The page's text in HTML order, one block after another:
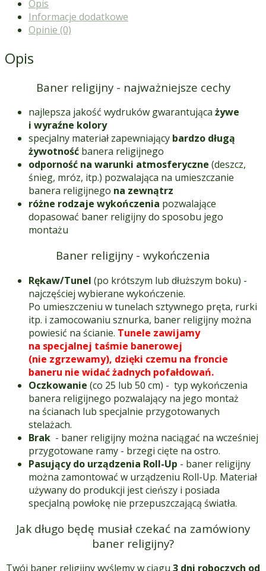
Opis
Informacje dodatkowe
Opinie (0)
Opis
Baner religijny - najważniejsze cechy
najlepsza jakość wydruków gwarantująca żywe
i wyraźne kolory
specjalny materiał zapewniający bardzo długą
żywotność banera religijnego
odporność na warunki atmosferyczne (deszcz,
śnieg, mróz, itp.) pozwalająca na umieszczanie
banera religijnego na zewnątrz
różne rodzaje wykończenia pozwalające
dopasować baner religijny do sposobu jego
montażu
Baner religijny - wykończenia
Rękaw/Tunel (po krótszym lub dłuższym boku) -
najczęściej wybierane wykończenie.
Po umieszczeniu w tunelach sztywnego pręta, rurki
itp. i zamocowaniu sznurka, baner religijny można
powiesić na ścianie. Tunele zawijamy
na specjalnej taśmie banerowej
(nie zgrzewamy), dzięki czemu na froncie
baneru nie widać żadnych pofałdowań.
Oczkowanie (co 25 lub 50 cm) - typ wykończenia
banera religijnego pozwalający na jego montaż
na ścianach lub specjalnie przygotowanych
stelażach.
Brak - baner religijny można naciągać na wcześniej
przygotowane ramy - brzegi cięte na ostro.
Pasujący do urządzenia Roll-Up - baner religijny
można zamontować w urządzeniu Roll-Up. Materiał
używany do produkcji jest cieńszy i posiada
specjalną powłokę nie przepuszczającą światła.
Jak długo będę musiał czekać na zamówiony
baner religijny?
Twój baner religijny wyślemy w ciągu 3 dni roboczych od